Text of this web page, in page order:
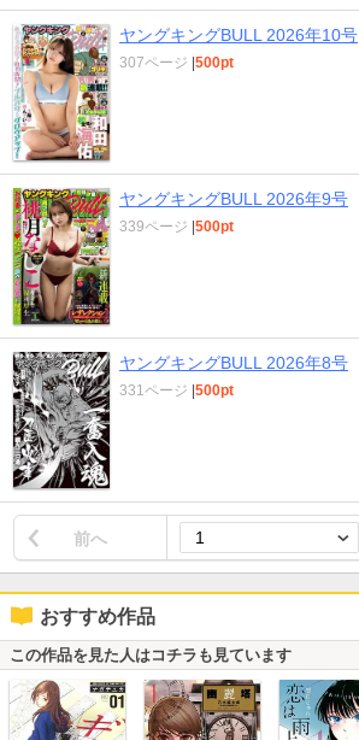
ヤングキングBULL 2026年10号
307ページ 500pt
ヤングキングBULL 2026年9号
339ページ 500pt
ヤングキングBULL 2026年8号
331ページ 500pt
前へ
おすすめ作品
この作品を見た人はコチラも見ています